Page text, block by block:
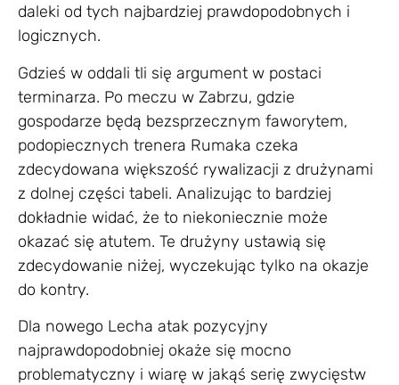
daleki od tych najbardziej prawdopodobnych i
logicznych.
Gdzieś w oddali tli się argument w postaci
terminarza. Po meczu w Zabrzu, gdzie
gospodarze będą bezsprzecznym faworytem,
podopiecznych trenera Rumaka czeka
zdecydowana większość rywalizacji z drużynami
z dolnej części tabeli. Analizując to bardziej
dokładnie widać, że to niekoniecznie może
okazać się atutem. Te drużyny ustawią się
zdecydowanie niżej, wyczekując tylko na okazje
do kontry.
Dla nowego Lecha atak pozycyjny
najprawdopodobniej okaże się mocno
problematyczny i wiarę w jakąś serię zwycięstw